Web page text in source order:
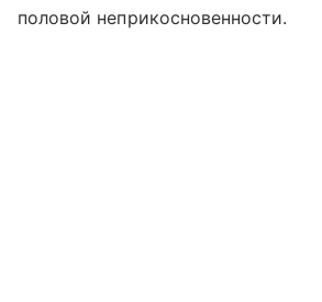
половой неприкосновенности.